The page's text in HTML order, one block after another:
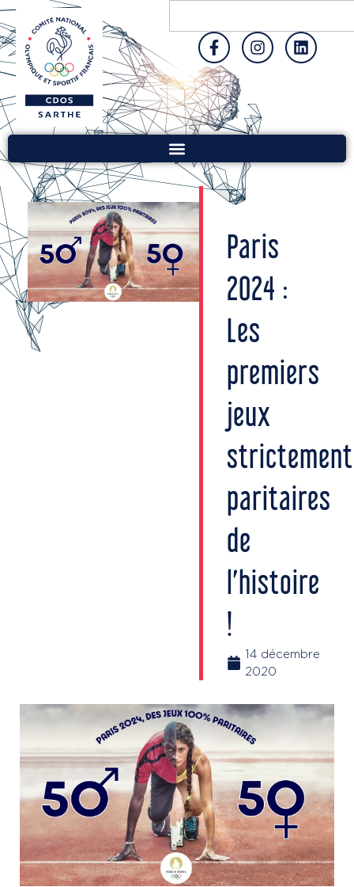
Paris
2024 :
Les
premiers
jeux
strictement
paritaires
de
l’histoire
!
14 décembre
2020